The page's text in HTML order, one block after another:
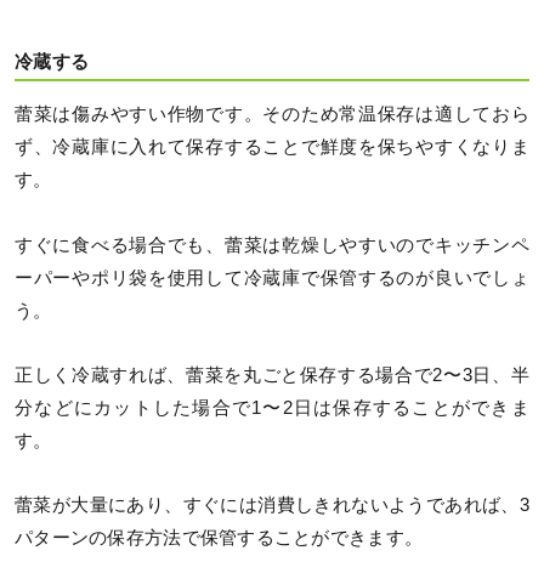
冷蔵する
蕾菜は傷みやすい作物です。そのため常温保存は適しておら
ず、冷蔵庫に入れて保存することで鮮度を保ちやすくなりま
す。
すぐに食べる場合でも、蕾菜は乾燥しやすいのでキッチンペ
ーパーやポリ袋を使用して冷蔵庫で保管するのが良いでしょ
う。
正しく冷蔵すれば、蕾菜を丸ごと保存する場合で2〜3日、半
分などにカットした場合で1〜2日は保存することができま
す。
蕾菜が大量にあり、すぐには消費しきれないようであれば、3
パターンの保存方法で保管することができます。